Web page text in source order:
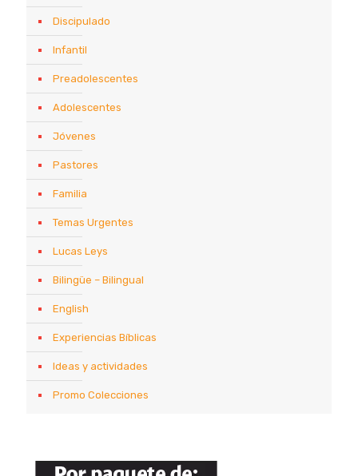
Discipulado
Infantil
Preadolescentes
Adolescentes
Jóvenes
Pastores
Familia
Temas Urgentes
Lucas Leys
Bilingüe – Bilingual
English
Experiencias Bíblicas
Ideas y actividades
Promo Colecciones